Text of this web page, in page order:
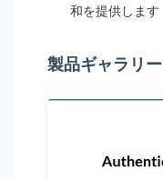
和を提供します
製品ギャラリー